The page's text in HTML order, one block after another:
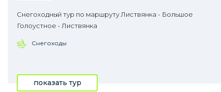
Снегоходный тур по маршруту Листвянка - Большое
Голоустное - Листвянка
Снегоходы
показать тур